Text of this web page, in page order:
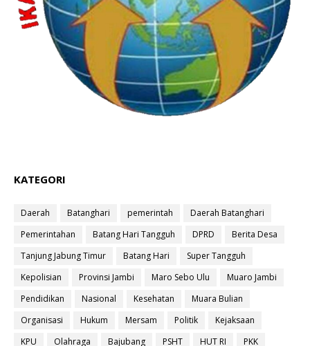
KATEGORI
Daerah Batanghari pemerintah
Daerah Batanghari
Pemerintahan
Batang Hari Tangguh DPRD
Berita Desa
Tanjung Jabung Timur
Batang Hari
Super Tangguh
Kepolisian
Provinsi Jambi Maro Sebo Ulu
Muaro Jambi
Pendidikan
Nasional Kesehatan
Muara Bulian
Organisasi
Hukum Mersam Politik
Kejaksaan
KPU
Olahraga Bajubang PSHT HUT RI
PKK